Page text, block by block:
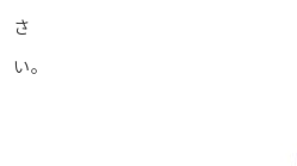
さ
い。